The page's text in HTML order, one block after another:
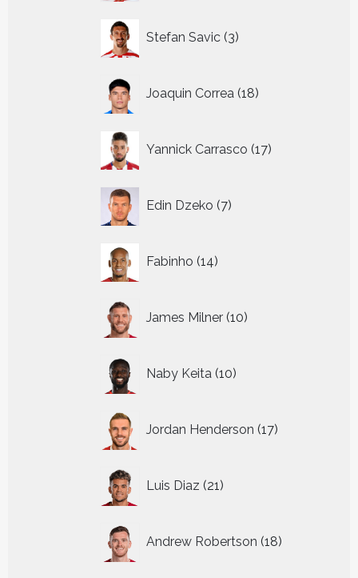
Stefan Savic 3
producten
Joaquin Correa 18
producten
Yannick Carrasco 17
producten
Edin Dzeko 7
producten
Fabinho 14
producten
James Milner 10
producten
Naby Keita 10
producten
Jordan Henderson 17
producten
Luis Diaz 21
producten
Andrew Robertson 18
producten